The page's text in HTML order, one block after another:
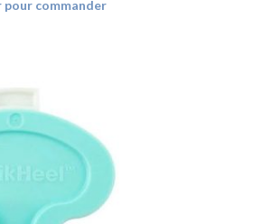
pour commander